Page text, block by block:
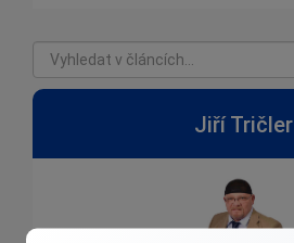
Jiří Tričler